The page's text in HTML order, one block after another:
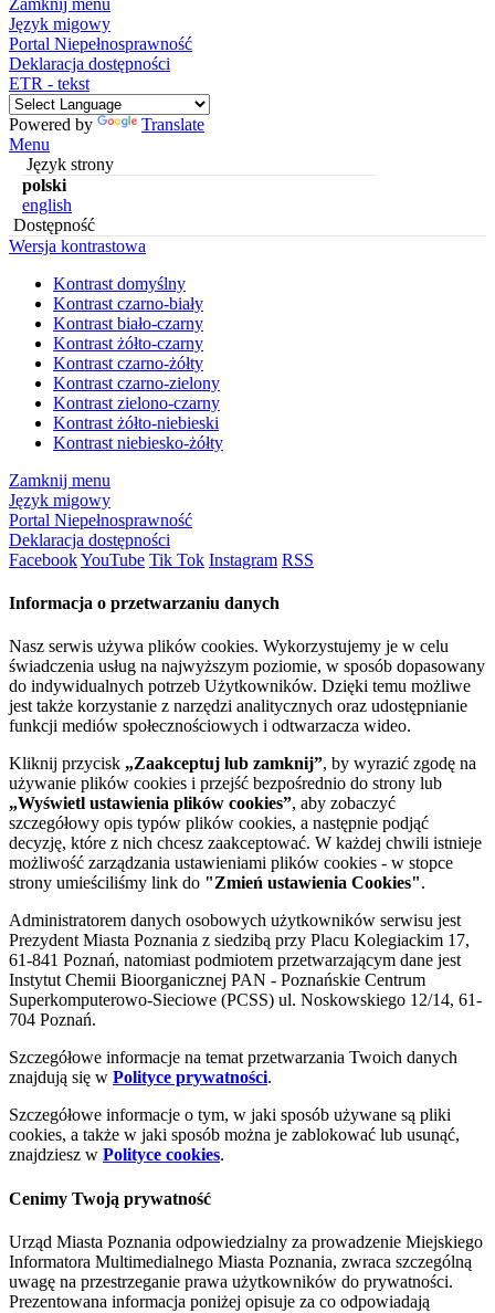
Język migowy
Portal Niepełnosprawność
Deklaracja dostępności
ETR - tekst
Powered by
Translate
Menu
Język strony
polski
english
Dostępność
Wersja kontrastowa
Kontrast domyślny
Kontrast czarno-biały
Kontrast biało-czarny
Kontrast żółto-czarny
Kontrast czarno-żółty
Kontrast czarno-zielony
Kontrast zielono-czarny
Kontrast żółto-niebieski
Kontrast niebiesko-żółty
Zamknij menu
Język migowy
Portal Niepełnosprawność
Deklaracja dostępności
FacebookYouTube Tik Tok Instagram RSS
Informacja o przetwarzaniu danych
Nasz serwis używa plików cookies. Wykorzystujemy je w celu
świadczenia usług na najwyższym poziomie, w sposób dopasowany
do indywidualnych potrzeb Użytkowników. Dzięki temu możliwe
jest także korzystanie z narzędzi analitycznych oraz udostępnianie
funkcji mediów społecznościowych i odtwarzacza wideo.
Kliknij przycisk „Zaakceptuj lub zamknij”, by wyrazić zgodę na
używanie plików cookies i przejść bezpośrednio do strony lub
„Wyświetl ustawienia plików cookies”, aby zobaczyć
szczegółowy opis typów plików cookies, a następnie podjąć
decyzję, które z nich chcesz zaakceptować. W każdej chwili istnieje
możliwość zarządzania ustawieniami plików cookies - w stopce
strony umieściliśmy link do "Zmień ustawienia Cookies".
Administratorem danych osobowych użytkowników serwisu jest
Prezydent Miasta Poznania z siedzibą przy Placu Kolegiackim 17,
61-841 Poznań, natomiast podmiotem przetwarzającym dane jest
Instytut Chemii Bioorganicznej PAN - Poznańskie Centrum
Superkomputerowo-Sieciowe (PCSS) ul. Noskowskiego 12/14, 61-
704 Poznań.
Szczegółowe informacje na temat przetwarzania Twoich danych
znajdują się w Polityce prywatności.
Szczegółowe informacje o tym, w jaki sposób używane są pliki
cookies, a także w jaki sposób można je zablokować lub usunąć,
znajdziesz w Polityce cookies.
Cenimy Twoją prywatność
Urząd Miasta Poznania odpowiedzialny za prowadzenie Miejskiego
Informatora Multimedialnego Miasta Poznania, zwraca szczególną
uwagę na przestrzeganie prawa użytkowników do prywatności.
Prezentowana informacja poniżej opisuje za co odpowiadają